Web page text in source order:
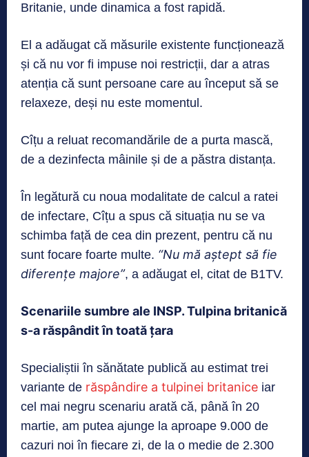
Britanie, unde dinamica a fost rapidă.
El a adăugat că măsurile existente funcționează
și că nu vor fi impuse noi restricții, dar a atras
atenția că sunt persoane care au început să se
relaxeze, deși nu este momentul.
Cîțu a reluat recomandările de a purta mască,
de a dezinfecta mâinile și de a păstra distanța.
În legătură cu noua modalitate de calcul a ratei
de infectare, Cîțu a spus că situația nu se va
schimba față de cea din prezent, pentru că nu
sunt focare foarte multe. “Nu mă aștept să fie
diferențe majore”, a adăugat el, citat de B1TV.
Scenariile sumbre ale INSP. Tulpina britanică
s-a răspândit în toată țara
Specialiștii în sănătate publică au estimat trei
variante de răspândire a tulpinei britanice iar
cel mai negru scenariu arată că, până în 20
martie, am putea ajunge la aproape 9.000 de
cazuri noi în fiecare zi, de la o medie de 2.300